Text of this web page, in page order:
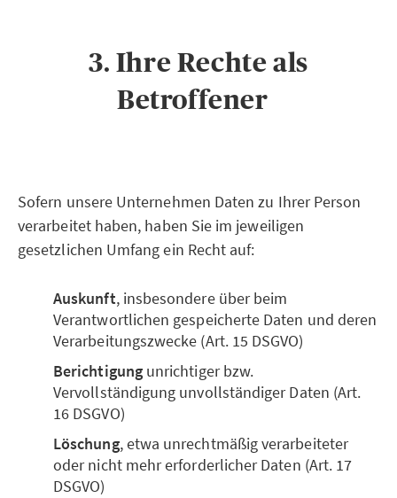
3. Ihre Rechte als
Betroffener
Sofern unsere Unternehmen Daten zu Ihrer Person
verarbeitet haben, haben Sie im jeweiligen
gesetzlichen Umfang ein Recht auf:
Auskunft, insbesondere über beim
Verantwortlichen gespeicherte Daten und deren
Verarbeitungszwecke (Art. 15 DSGVO)
Berichtigungunrichtiger bzw.
Vervollständigung unvollständiger Daten (Art.
16 DSGVO)
Löschung, etwa unrechtmäßig verarbeiteter
oder nicht mehr erforderlicher Daten (Art. 17
DSGVO)